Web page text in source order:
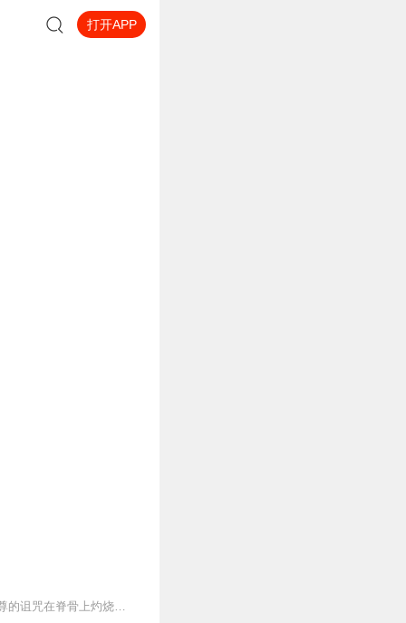
打开APP
【仙游引】烛火将熄时，她摸到了活人温度。修真者唐婉清被抛进鬼气森森的射雕世界，师尊的诅咒在脊骨上灼烧：百日之内与倾心之人结契，否则永堕鬼蜮。...